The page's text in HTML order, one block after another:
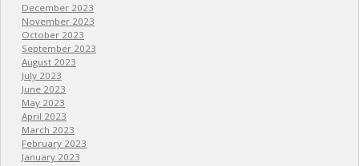
December 2023
November 2023
October 2023
September 2023
August 2023
July 2023
June 2023
May 2023
April 2023
March 2023
February 2023
January 2023